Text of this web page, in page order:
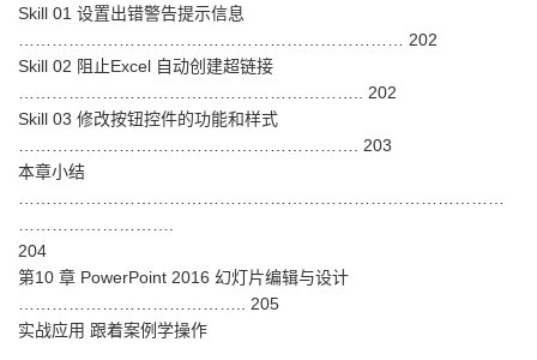
Skill 01 设置出错警告提示信息
…………………………………………………………… 202
Skill 02 阻止Excel 自动创建超链接
…………………………………………………….. 202
Skill 03 修改按钮控件的功能和样式
……………………………………………………. 203
本章小结
204
第10 章 PowerPoint 2016 幻灯片编辑与设计
………………………………….. 205
实战应用 跟着案例学操作